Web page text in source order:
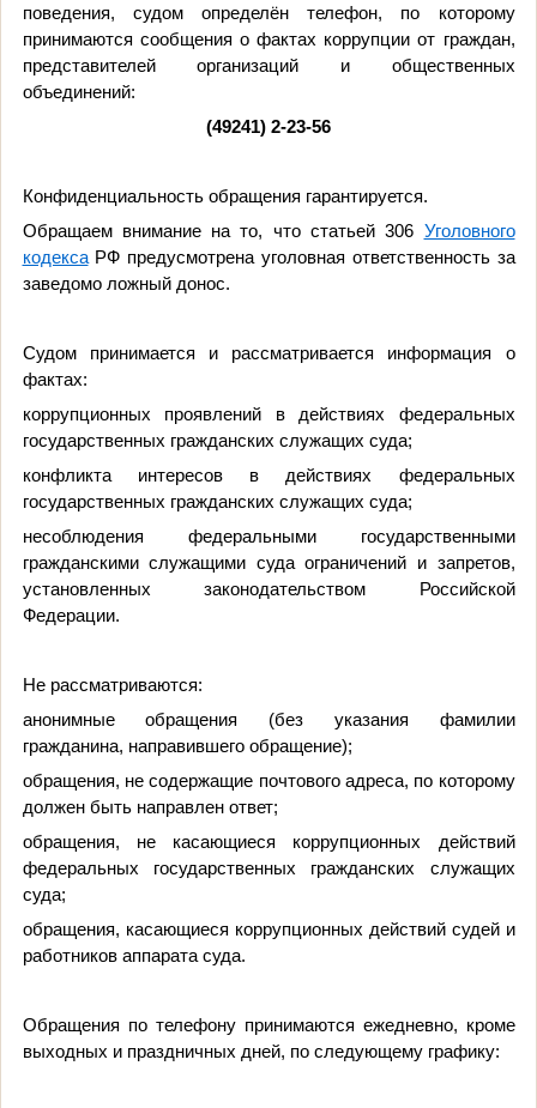
поведения, судом определён телефон, по которому
принимаются сообщения о фактах коррупции от граждан,
представителей организаций и общественных
объединений:
(49241) 2-23-56
Конфиденциальность обращения гарантируется.
Обращаем внимание на то, что статьей 306 Уголовного
кодексаРФ предусмотрена уголовная ответственность за
заведомо ложный донос.
Судом принимается и рассматривается информация о
фактах:
коррупционных проявлений в действиях федеральных
государственных гражданских служащих суда;
конфликта интересов в действиях федеральных
государственных гражданских служащих суда;
несоблюдения федеральными государственными
гражданскими служащими суда ограничений и запретов,
установленных законодательством Российской
Федерации.
Не рассматриваются:
анонимные обращения (без указания фамилии
гражданина, направившего обращение);
обращения, не содержащие почтового адреса, по которому
должен быть направлен ответ;
обращения, не касающиеся коррупционных действий
федеральных государственных гражданских служащих
суда;
обращения, касающиеся коррупционных действий судей и
работников аппарата суда.
Обращения по телефону принимаются ежедневно, кроме
выходных и праздничных дней, по следующему графику: